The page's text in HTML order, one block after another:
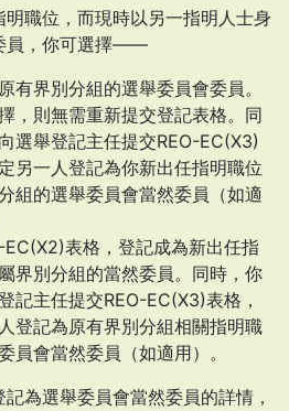
職位，而現時以另一指明人士身
員，你可選擇——
有界別分組的選舉委員會委員。
，則無需重新提交登記表格。同
選舉登記主任提交REO-EC(X3)
另一人登記為你新出任指明職位
組的選舉委員會當然委員（如適
EC(X2)表格，登記成為新出任指
界別分組的當然委員。同時，你
記主任提交REO-EC(X3)表格，
登記為原有界別分組相關指明職
員會當然委員（如適用）。
為選舉委員會當然委員的詳情，